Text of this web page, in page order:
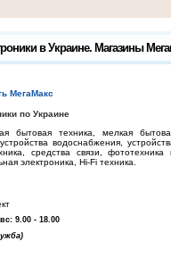
в Украине. Магазины
МегаМакс
по Украине
бытовая техника, мелкая
водоснабжения,
средства связи, фототехника
электроника, Hi-Fi техника.
9.00 - 18.00